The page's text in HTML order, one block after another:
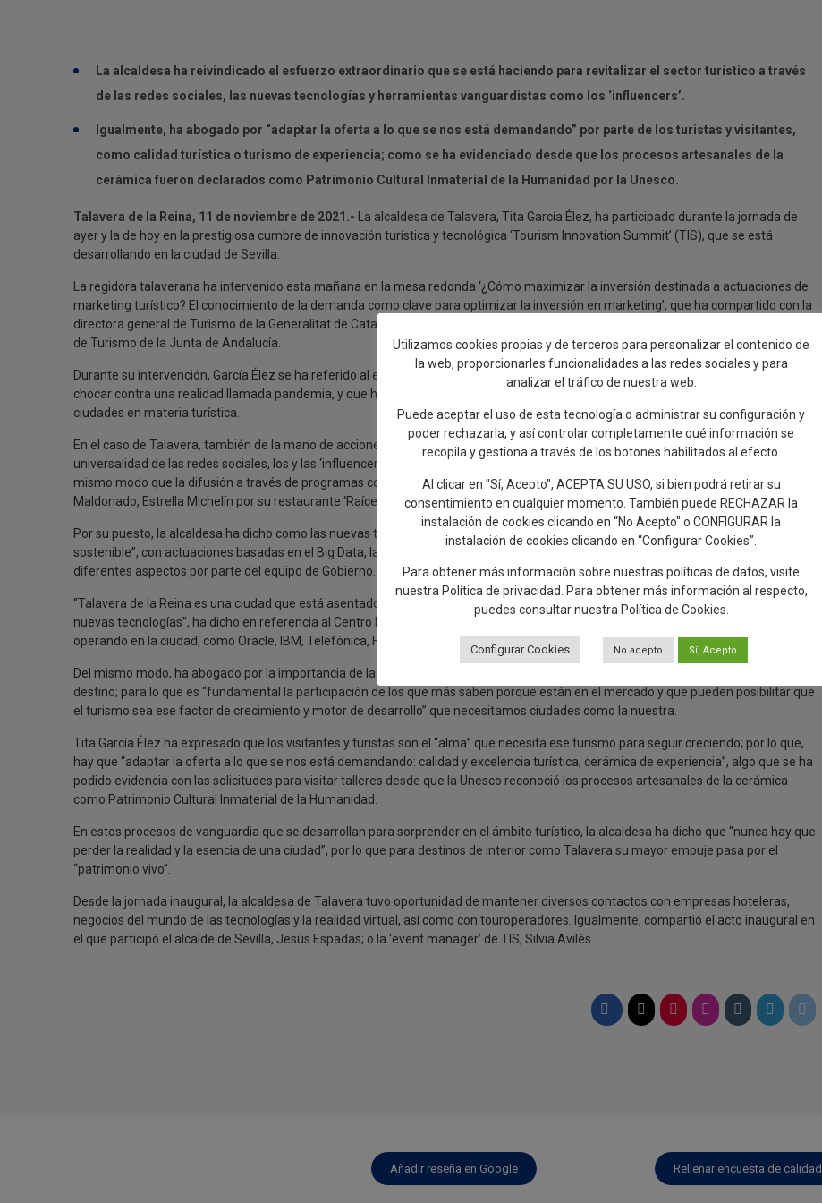
La alcaldesa ha reivindicado el esfuerzo extraordinario que se está haciendo para revitalizar el sector turístico a través
de las redes sociales, las nuevas tecnologías y herramientas vanguardistas como los ‘influencers’.
Igualmente, ha abogado por “adaptar la oferta a lo que se nos está demandando” por parte de los turistas y visitantes,
como calidad turística o turismo de experiencia; como se ha evidenciado desde que los procesos artesanales de la
cerámica fueron declarados como Patrimonio Cultural Inmaterial de la Humanidad por la Unesco.
Talavera de la Reina, 11 de noviembre de 2021.- La alcaldesa de Talavera, Tita García Élez, ha participado durante la jornada de
ayer y la de hoy en la prestigiosa cumbre de innovación turística y tecnológica ‘Tourism Innovation Summit’ (TIS), que se está
desarrollando en la ciudad de Sevilla.
La regidora talaverana ha intervenido esta mañana en la mesa redonda ‘¿Cómo maximizar la inversión destinada a actuaciones de
marketing turístico? El conocimiento de la demanda como clave para optimizar la inversión en marketing’, que ha compartido con la
directora general de Turismo de la Generalitat de Cataluña, Marta Domenech, y que ha estado moderada por el secretario general
de Turismo de la Junta de Andalucía.
Durante su intervención, García Élez se ha referido al esfuerzo extraordinario que han tenido que hacer las administraciones tras
chocar contra una realidad llamada pandemia, y que han hecho necesario pensar en las “inversiones como revulsivo” para las
ciudades en materia turística.
En el caso de Talavera, también de la mano de acciones del Gobierno de Castilla-La Mancha, se ha apostado por la inmediatez y
universalidad de las redes sociales, los y las ‘influencers’ (Tamará Falcó o Boticaria García) o promociones como ‘Raíz Culinaria’; del
mismo modo que la difusión a través de programas como Masterchef y figuras relacionadas con el mismo, como Carlos
Maldonado, Estrella Michelín por su restaurante ‘Raíces’.
Por su puesto, la alcaldesa ha dicho como las nuevas tecnologías son “las mejores aliadas para fomentar un turismo inclusivo y
sostenible”, con actuaciones basadas en el Big Data, la geolocalización o la monitorización, en las que ya se está trabajando desde
diferentes aspectos por parte del equipo de Gobierno.
“Talavera de la Reina es una ciudad que está asentado un nuevo modelo productivo, juntos a otros tradicionales, basado en las
nuevas tecnologías”, ha dicho en referencia al Centro Regional de Innovación Digital y las grandes multinacionales que ya están
operando en la ciudad, como Oracle, IBM, Telefónica, HPE, Palo Alto Networks o Red Hat, entre otros.
Del mismo modo, ha abogado por la importancia de la “colaboración público-privada” para que los proyectos lleguen al mejor
destino; para lo que es “fundamental la participación de los que más saben porque están en el mercado y que pueden posibilitar que
el turismo sea ese factor de crecimiento y motor de desarrollo” que necesitamos ciudades como la nuestra.
Tita García Élez ha expresado que los visitantes y turistas son el “alma” que necesita ese turismo para seguir creciendo; por lo que,
hay que “adaptar la oferta a lo que se nos está demandando: calidad y excelencia turística, cerámica de experiencia”, algo que se ha
podido evidencia con las solicitudes para visitar talleres desde que la Unesco reconoció los procesos artesanales de la cerámica
como Patrimonio Cultural Inmaterial de la Humanidad.
En estos procesos de vanguardia que se desarrollan para sorprender en el ámbito turístico, la alcaldesa ha dicho que “nunca hay que
perder la realidad y la esencia de una ciudad”, por lo que para destinos de interior como Talavera su mayor empuje pasa por el
“patrimonio vivo”.
Desde la jornada inaugural, la alcaldesa de Talavera tuvo oportunidad de mantener diversos contactos con empresas hoteleras,
negocios del mundo de las tecnologías y la realidad virtual, así como con touroperadores. Igualmente, compartió el acto inaugural en
el que participó el alcalde de Sevilla, Jesús Espadas; o la ‘event manager’ de TIS, Silvia Avilés.
Añadir reseña en Google Rellenar encuesta de calidad
Utilizamos cookies propias y de terceros para personalizar el contenido de
la web, proporcionarles funcionalidades a las redes sociales y para
analizar el tráfico de nuestra web.
Puede aceptar el uso de esta tecnología o administrar su configuración y
poder rechazarla, y así controlar completamente qué información se
recopila y gestiona a través de los botones habilitados al efecto.
Al clicar en "Sí, Acepto", ACEPTA SU USO, si bien podrá retirar su
consentimiento en cualquier momento. También puede RECHAZAR la
instalación de cookies clicando en “No Acepto" o CONFIGURAR la
instalación de cookies clicando en “Configurar Cookies”.
Para obtener más información sobre nuestras políticas de datos, visite
nuestra Política de privacidad. Para obtener más información al respecto,
puedes consultar nuestra Política de Cookies.
Configurar Cookies No acepto Sí, Acepto